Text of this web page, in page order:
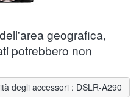
geografica,
potrebbero non
degli accessori : DSLR-A290